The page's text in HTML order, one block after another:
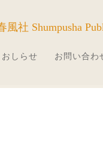
おしらせ お問い合わ